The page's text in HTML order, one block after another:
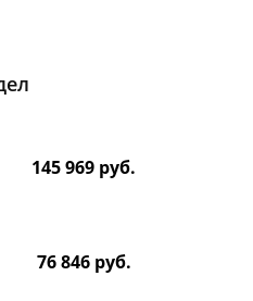
145 969 руб.
76 846 руб.